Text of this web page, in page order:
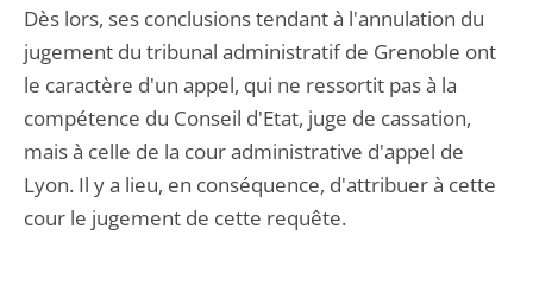
Dès lors, ses conclusions tendant à l'annulation du
jugement du tribunal administratif de Grenoble ont
le caractère d'un appel, qui ne ressortit pas à la
compétence du Conseil d'Etat, juge de cassation,
mais à celle de la cour administrative d'appel de
Lyon. Il y a lieu, en conséquence, d'attribuer à cette
cour le jugement de cette requête.